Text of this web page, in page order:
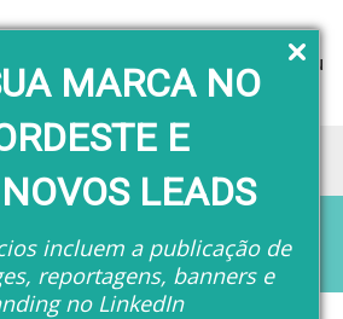
MARCA NO
E
LEADS
incluem a publicação de
reportagens, banners e
no LinkedIn
Menu